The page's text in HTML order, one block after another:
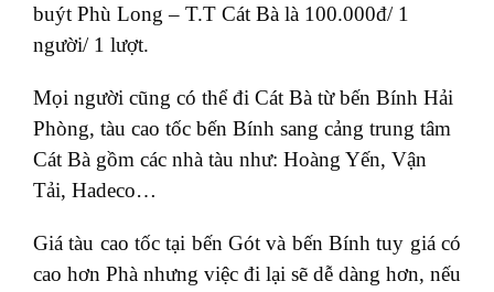
buýt Phù Long – T.T Cát Bà là 100.000đ/ 1
người/ 1 lượt.
Mọi người cũng có thể đi Cát Bà từ bến Bính Hải
Phòng, tàu cao tốc bến Bính sang cảng trung tâm
Cát Bà gồm các nhà tàu như: Hoàng Yến, Vận
Tải, Hadeco…
Giá tàu cao tốc tại bến Gót và bến Bính tuy giá có
cao hơn Phà nhưng việc đi lại sẽ dễ dàng hơn, nếu